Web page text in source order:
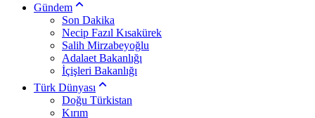
Gündem
Son Dakika
Necip Fazıl Kısakürek
Salih Mirzabeyoğlu
Adalaet Bakanlığı
İçişleri Bakanlığı
Türk Dünyası
Doğu Türkistan
Kırım